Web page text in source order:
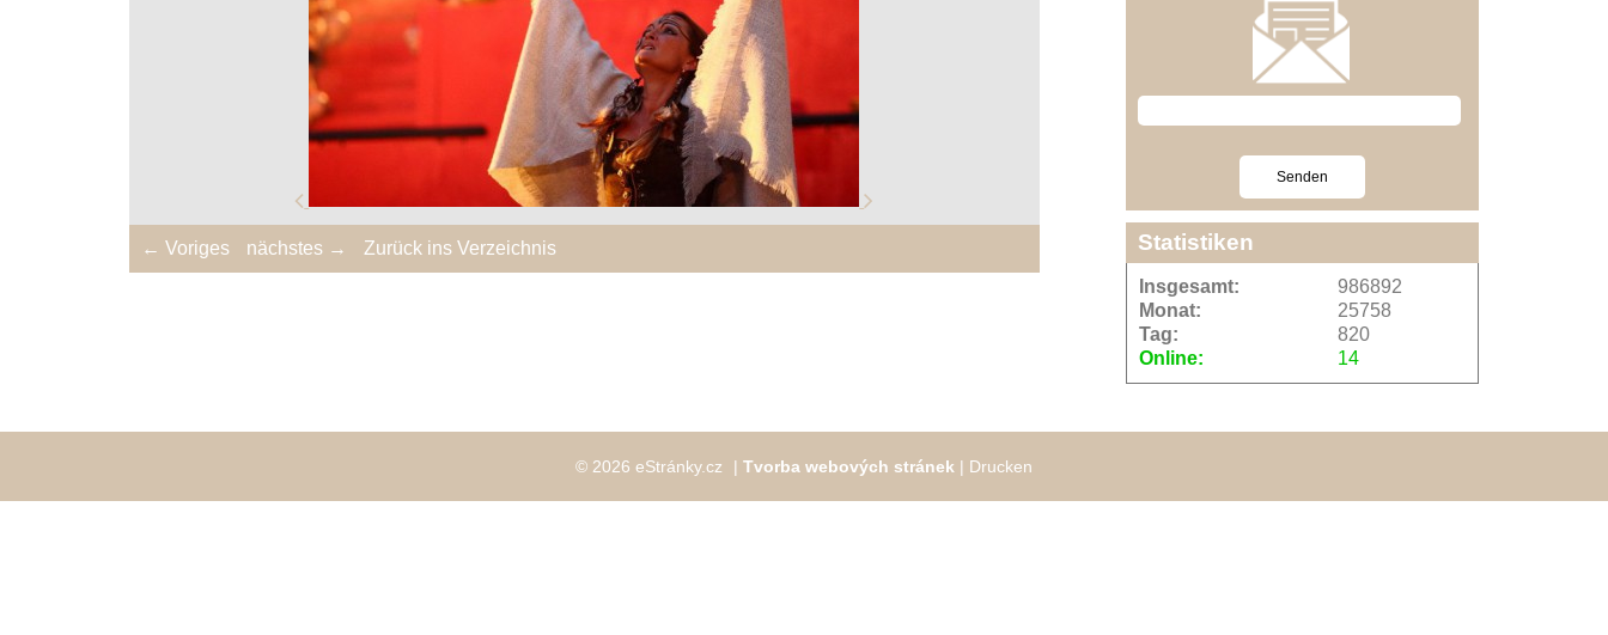
← Voriges nächstes → Zurück ins Verzeichnis Statistiken
Online: 14
Insgesamt:
986892
Monat:
25758
Tag:
820
© 2026 eStránky.cz | Tvorba webových stránek | Drucken